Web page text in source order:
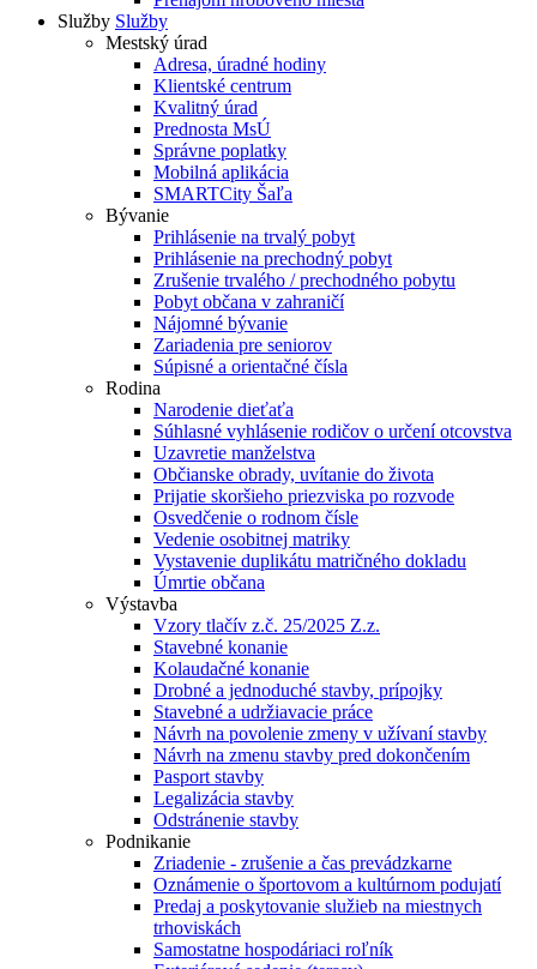
Služby Služby
Mestský úrad
Adresa, úradné hodiny
Klientské centrum
Kvalitný úrad
Prednosta MsÚ
Správne poplatky
Mobilná aplikácia
SMARTCity Šaľa
Bývanie
Prihlásenie na trvalý pobyt
Prihlásenie na prechodný pobyt
Zrušenie trvalého / prechodného pobytu
Pobyt občana v zahraničí
Nájomné bývanie
Zariadenia pre seniorov
Súpisné a orientačné čísla
Rodina
Narodenie dieťaťa
Súhlasné vyhlásenie rodičov o určení otcovstva
Uzavretie manželstva
Občianske obrady, uvítanie do života
Prijatie skoršieho priezviska po rozvode
Osvedčenie o rodnom čísle
Vedenie osobitnej matriky
Vystavenie duplikátu matričného dokladu
Úmrtie občana
Výstavba
Vzory tlačív z.č. 25/2025 Z.z.
Stavebné konanie
Kolaudačné konanie
Drobné a jednoduché stavby, prípojky
Stavebné a udržiavacie práce
Návrh na povolenie zmeny v užívaní stavby
Návrh na zmenu stavby pred dokončením
Pasport stavby
Legalizácia stavby
Odstránenie stavby
Podnikanie
Zriadenie - zrušenie a čas prevádzkarne
Oznámenie o športovom a kultúrnom podujatí
Predaj a poskytovanie služieb na miestnych
trhoviskách
Samostatne hospodáriaci roľník